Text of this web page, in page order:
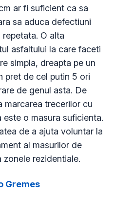
ar fi suficient ca sa
sa aduca defectiuni
O alta
asfaltului la care faceti
simpla, dreapta pe un
pret de cel putin 5 ori
de genul asta. De
marcarea trecerilor cu
o masura suficienta.
de a ajuta voluntar la
al masurilor de
rezidentiale.
Gremes